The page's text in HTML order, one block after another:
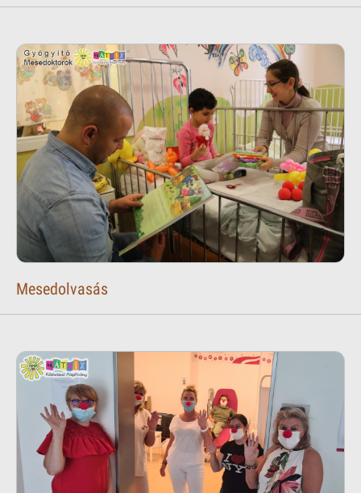
Mesedolvasás